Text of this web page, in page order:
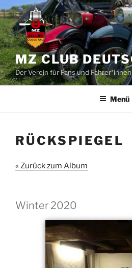
Zum
Inhalt
springen
MZ CLUB
Der Verein für Fans und
Menü
RÜCKSPIEGEL
« Zurück zum Album
Winter 2020